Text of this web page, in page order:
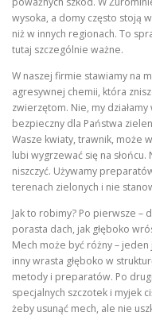
wysoka, a domy często stoją
niż w innych regionach. To
tutaj szczególnie ważne.
W naszej firmie stawiamy na
agresywnej chemii, która
zwierzętom. Nie, my
bezpieczny dla Państwa
Wasze kwiaty, trawnik, może
lubi wygrzewać się na
niszczyć. Używamy
terenach zielonych i nie
Jak to robimy? Po pierwsze –
porasta dach, jak głęboko
Mech może być różny –
inny wrasta głęboko w
metody i preparatów. Po
specjalnych szczotek i myjek
żeby usunąć mech, ale nie